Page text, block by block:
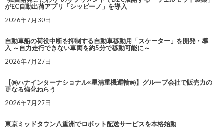
がEC自動出荷アプリ「シッピーノ」を導入
2026年7月30日
自動車船の荷役中断を抑制する自動車移動用「スケーター」を開発・導
入 ～自力走行できない車両を約5分で移動可能に～
2026年7月27日
【㈱ハナインターナショナル×星清重機運輸㈱】グループ会社で販売力の
更なる強化ねらう
2026年7月27日
東京ミッドタウン八重洲でロボット配送サービスを本格始動